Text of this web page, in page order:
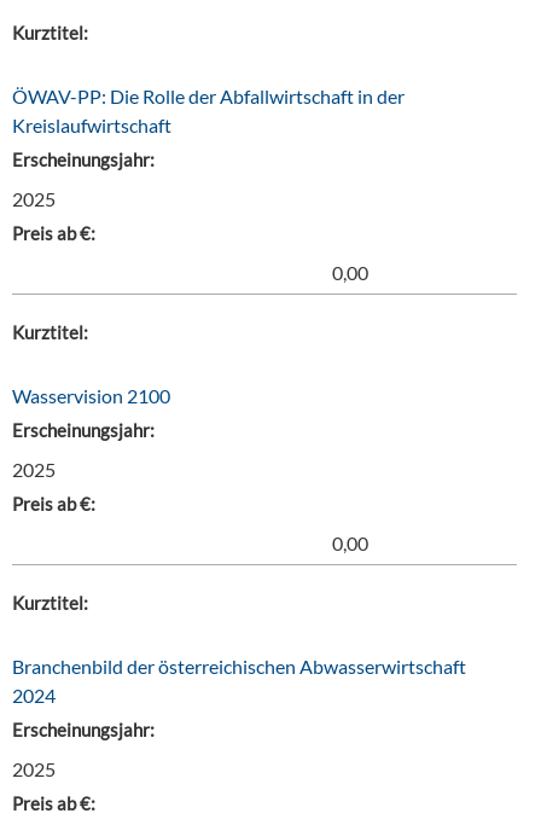
Kurztitel:
ÖWAV-PP: Die Rolle der Abfallwirtschaft in der
Kreislaufwirtschaft
Erscheinungsjahr:
2025
Preis ab €:
0,00
Kurztitel:
Wasservision 2100
Erscheinungsjahr:
2025
Preis ab €:
0,00
Kurztitel:
Branchenbild der österreichischen Abwasserwirtschaft
2024
Erscheinungsjahr:
2025
Preis ab €: